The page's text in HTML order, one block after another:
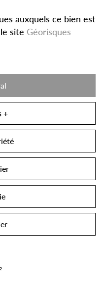
auxquels ce bien est
site Géorisques
+